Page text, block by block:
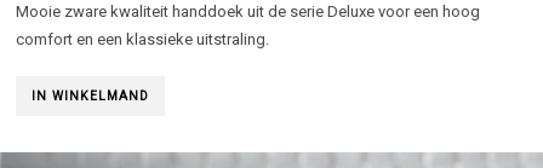
Mooie zware kwaliteit handdoek uit de serie Deluxe voor een hoog
comfort en een klassieke uitstraling.
IN WINKELMAND